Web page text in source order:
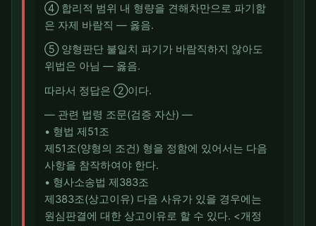
④ 합리적 범위 내 형량을 견해차만으로 파기함
은 자제 바람직 — 옳음.
⑤ 양형판단 불일치 파기가 바람직하지 않아도
위법은 아님 — 옳음.
따라서 정답은 ②이다.
― 관련 법령 조문(검증 자산) ―
• 형법 제51조
제51조(양형의 조건) 형을 정함에 있어서는 다음
사항을 참작하여야 한다.
• 형사소송법 제383조
제383조(상고이유) 다음 사유가 있을 경우에는
원심판결에 대한 상고이유로 할 수 있다. <개정